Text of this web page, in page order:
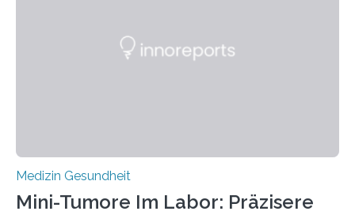
Medizin Gesundheit
Mini-Tumore Im Labor: Präzisere